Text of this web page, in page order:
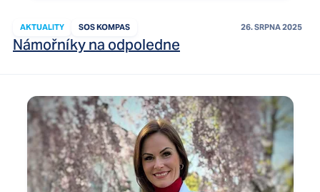
AKTUALITY SOS KOMPAS 26. SRPNA 2025
Námořníky na odpoledne